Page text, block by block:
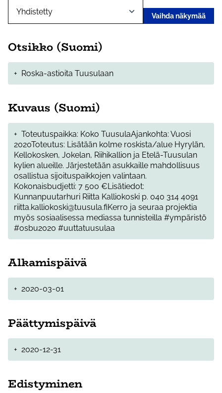
Vaihda näkymää
Otsikko (Suomi)
+ Roska-astioita Tuusulaan
Kuvaus (Suomi)
+ Toteutuspaikka: Koko TuusulaAjankohta: Vuosi
2020Toteutus: Lisätään kolme roskista/alue Hyrylän,
Kellokosken, Jokelan, Riihikallion ja Etelä-Tuusulan
kylien alueille. Järjestetään asukkaille mahdollisuus
osallistua sijoituspaikkojen valintaan.
Kokonaisbudjetti: 7 500 €Lisätiedot:
Kunnanpuutarhuri Riitta Kalliokoski p. 040 314 4091
riitta.kalliokoski@tuusula.fiKerro ja seuraa projektia
myös sosiaalisessa mediassa tunnisteilla #ympäristö
#osbu2020 #uuttatuusulaa
Alkamispäivä
+ 2020-03-01
Päättymispäivä
+ 2020-12-31
Edistyminen